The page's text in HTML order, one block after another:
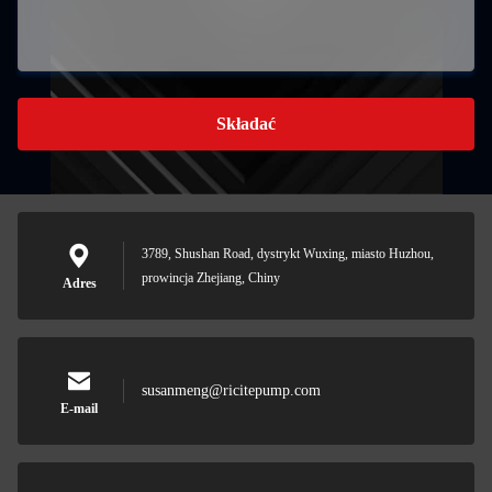
Składać
Adres
3789, Shushan Road, dystrykt Wuxing, miasto Huzhou,
prowincja Zhejiang, Chiny
E-mail
susanmeng@ricitepump.com